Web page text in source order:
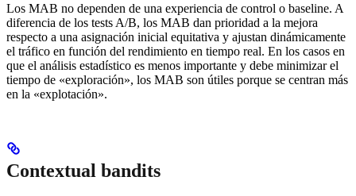
Los MAB no dependen de una experiencia de control o baseline. A
diferencia de los tests A/B, los MAB dan prioridad a la mejora
respecto a una asignación inicial equitativa y ajustan dinámicamente
el tráfico en función del rendimiento en tiempo real. En los casos en
que el análisis estadístico es menos importante y debe minimizar el
tiempo de «exploración», los MAB son útiles porque se centran más
en la «explotación».
Contextual bandits